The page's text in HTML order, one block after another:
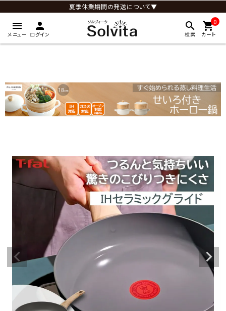
夏季休業期間の発送について▼
menu
メニュー
person
ログイン
search
検索
0
shopping_cart
カート